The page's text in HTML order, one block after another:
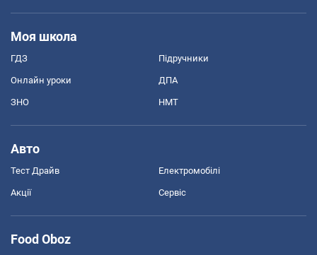
Моя школа
ГДЗ Підручники
Онлайн уроки ДПА
ЗНО НМТ
Авто
Тест Драйв Електромобілі
Акції Сервіс
Food Oboz